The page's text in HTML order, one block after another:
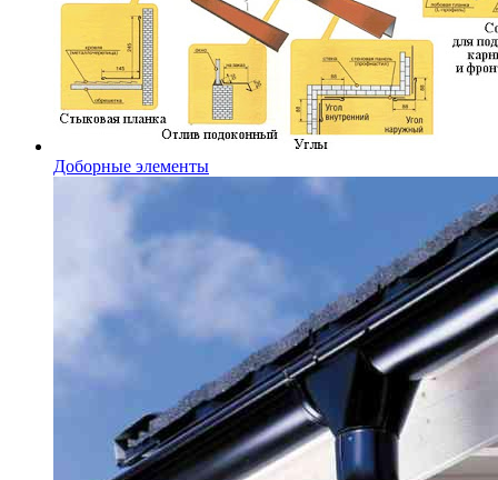
Доборные элементы